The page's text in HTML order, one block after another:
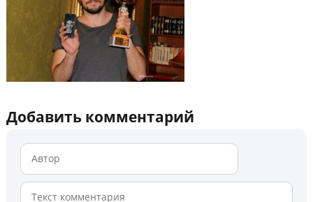
Добавить комментарий